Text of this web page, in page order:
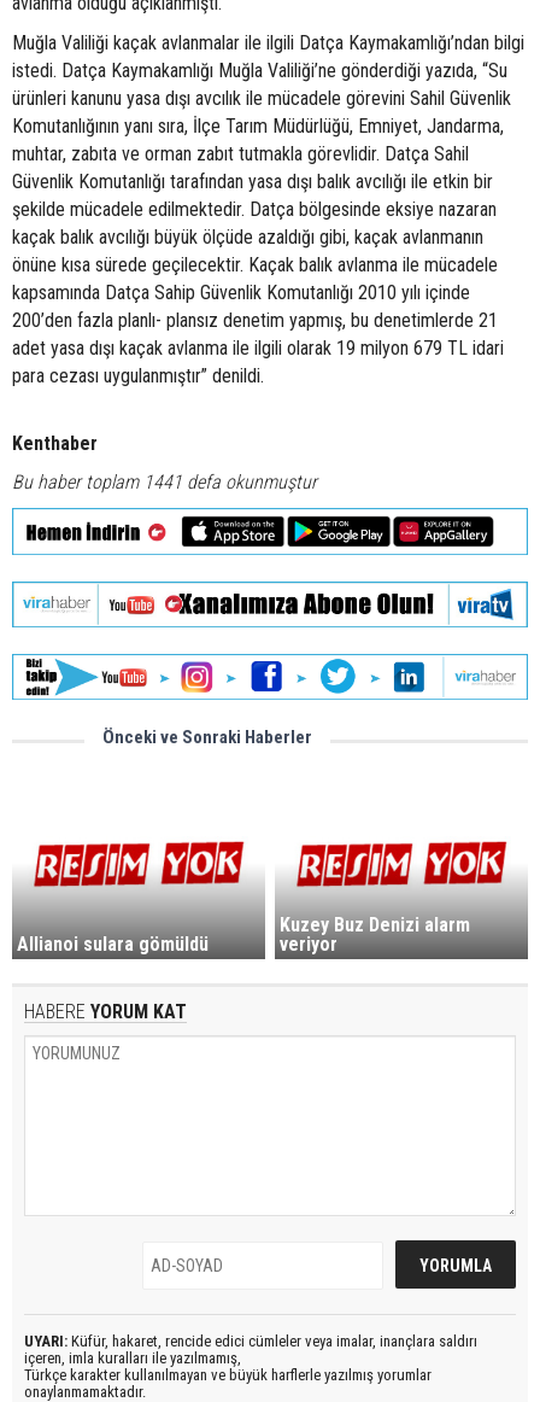
Muğla Valiliği kaçak avlanmalar ile ilgili Datça Kaymakamlığı’ndan bilgi
istedi. Datça Kaymakamlığı Muğla Valiliği’ne gönderdiği yazıda, “Su
ürünleri kanunu yasa dışı avcılık ile mücadele görevini Sahil Güvenlik
Komutanlığının yanı sıra, İlçe Tarım Müdürlüğü, Emniyet, Jandarma,
muhtar, zabıta ve orman zabıt tutmakla görevlidir. Datça Sahil
Güvenlik Komutanlığı tarafından yasa dışı balık avcılığı ile etkin bir
şekilde mücadele edilmektedir. Datça bölgesinde eksiye nazaran
kaçak balık avcılığı büyük ölçüde azaldığı gibi, kaçak avlanmanın
önüne kısa sürede geçilecektir. Kaçak balık avlanma ile mücadele
kapsamında Datça Sahip Güvenlik Komutanlığı 2010 yılı içinde
200’den fazla planlı- plansız denetim yapmış, bu denetimlerde 21
adet yasa dışı kaçak avlanma ile ilgili olarak 19 milyon 679 TL idari
para cezası uygulanmıştır” denildi.
Kenthaber
Bu haber toplam 1441 defa okunmuştur
Önceki ve Sonraki Haberler
Allianoi sulara gömüldü
Kuzey Buz Denizi alarm
veriyor
HABERE YORUM KAT
UYARI: Küfür, hakaret, rencide edici cümleler veya imalar, inançlara saldırı
içeren, imla kuralları ile yazılmamış,
Türkçe karakter kullanılmayan ve büyük harflerle yazılmış yorumlar
onaylanmamaktadır.